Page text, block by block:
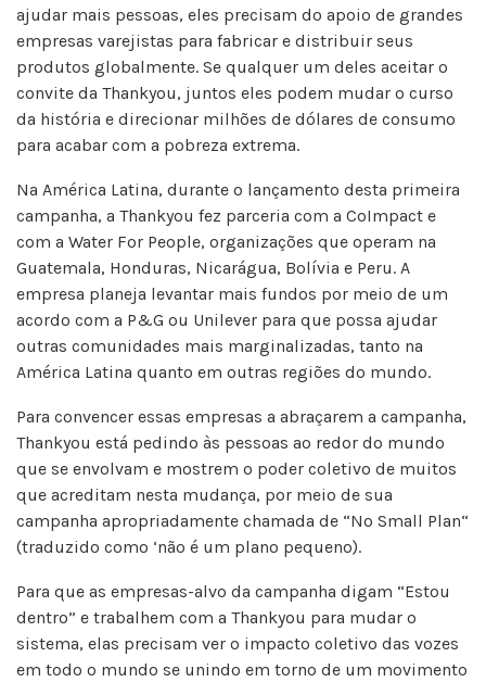
ajudar mais pessoas, eles precisam do apoio de grandes
empresas varejistas para fabricar e distribuir seus
produtos globalmente. Se qualquer um deles aceitar o
convite da Thankyou, juntos eles podem mudar o curso
da história e direcionar milhões de dólares de consumo
para acabar com a pobreza extrema.
Na América Latina, durante o lançamento desta primeira
campanha, a Thankyou fez parceria com a CoImpact e
com a Water For People, organizações que operam na
Guatemala, Honduras, Nicarágua, Bolívia e Peru. A
empresa planeja levantar mais fundos por meio de um
acordo com a P&G ou Unilever para que possa ajudar
outras comunidades mais marginalizadas, tanto na
América Latina quanto em outras regiões do mundo.
Para convencer essas empresas a abraçarem a campanha,
Thankyou está pedindo às pessoas ao redor do mundo
que se envolvam e mostrem o poder coletivo de muitos
que acreditam nesta mudança, por meio de sua
campanha apropriadamente chamada de “No Small Plan“
(traduzido como ‘não é um plano pequeno).
Para que as empresas-alvo da campanha digam “Estou
dentro” e trabalhem com a Thankyou para mudar o
sistema, elas precisam ver o impacto coletivo das vozes
em todo o mundo se unindo em torno de um movimento